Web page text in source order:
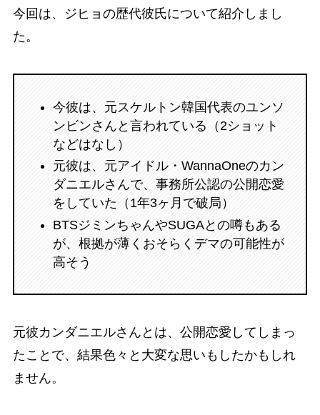
今回は、ジヒョの歴代彼氏について紹介しまし
た。
今彼は、元スケルトン韓国代表のユンソ
ンビンさんと言われている（2ショット
などはなし）
元彼は、元アイドル・WannaOneのカン
ダニエルさんで、事務所公認の公開恋愛
をしていた（1年3ヶ月で破局）
BTSジミンちゃんやSUGAとの噂もある
が、根拠が薄くおそらくデマの可能性が
高そう
元彼カンダニエルさんとは、公開恋愛してしまっ
たことで、結果色々と大変な思いもしたかもしれ
ません。